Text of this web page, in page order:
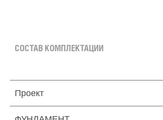
СОСТАВ КОМПЛЕКТАЦИИ
Проект